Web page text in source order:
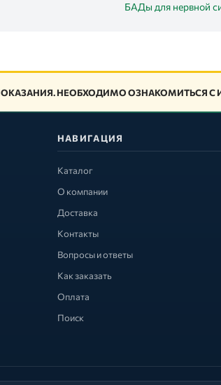
БАДы для нервной
НЕОБХОДИМО ОЗНАКОМИТЬСЯ С
НАВИГАЦИЯ
Каталог
О компании
Доставка
Контакты
Вопросы и ответы
Как заказать
Оплата
Поиск